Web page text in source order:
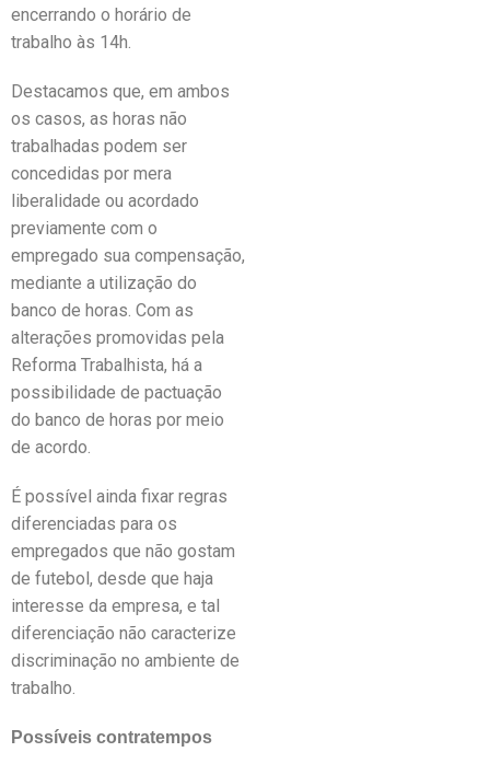
encerrando o horário de
trabalho às 14h.
Destacamos que, em ambos
os casos, as horas não
trabalhadas podem ser
concedidas por mera
liberalidade ou acordado
previamente com o
empregado sua compensação,
mediante a utilização do
banco de horas. Com as
alterações promovidas pela
Reforma Trabalhista, há a
possibilidade de pactuação
do banco de horas por meio
de acordo.
É possível ainda fixar regras
diferenciadas para os
empregados que não gostam
de futebol, desde que haja
interesse da empresa, e tal
diferenciação não caracterize
discriminação no ambiente de
trabalho.
Possíveis contratempos